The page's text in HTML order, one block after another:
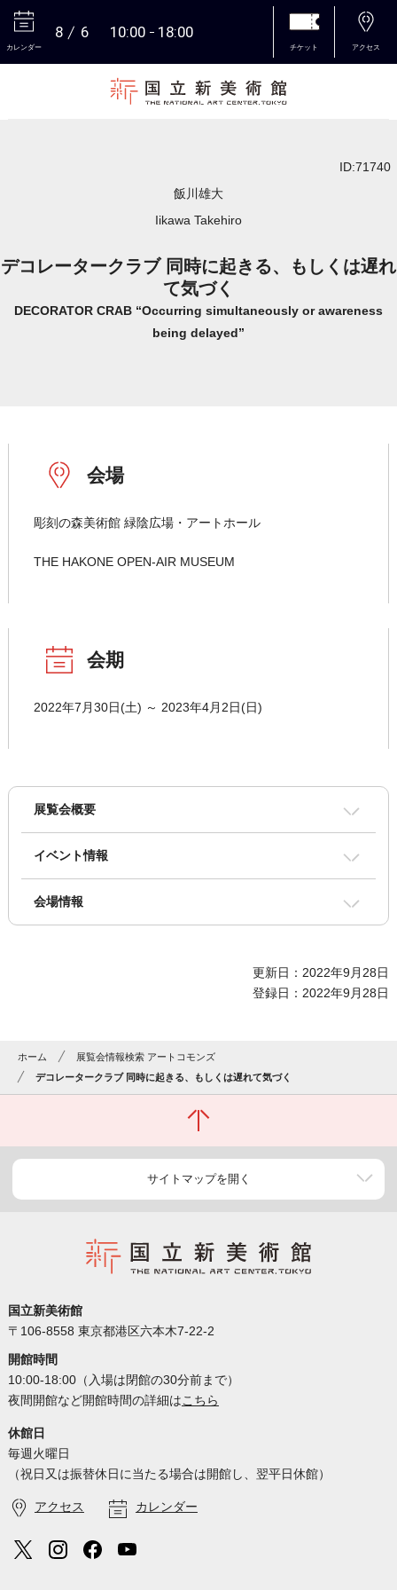
カレンダー
8 6 10:00 18:00
チケット アクセス
ID:71740
飯川雄大
Iikawa Takehiro
デコレータークラブ 同時に起きる、もしくは遅れ
て気づく
DECORATOR CRAB “Occurring simultaneously or awareness
being delayed”
会場
彫刻の森美術館 緑陰広場・アートホール
THE HAKONE OPEN-AIR MUSEUM
会期
2022年7月30日(土) ～ 2023年4月2日(日)
展覧会概要
イベント情報
会場情報
更新日：2022年9月28日
登録日：2022年9月28日
ホーム
展覧会情報検索 アートコモンズ
デコレータークラブ 同時に起きる、もしくは遅れて気づく
サイトマップを開く
国立新美術館
〒106-8558 東京都港区六本木7-22-2
開館時間
10:00-18:00（入場は閉館の30分前まで）
夜間開館など開館時間の詳細はこちら
休館日
毎週火曜日
（祝日又は振替休日に当たる場合は開館し、翌平日休館）
アクセス カレンダー